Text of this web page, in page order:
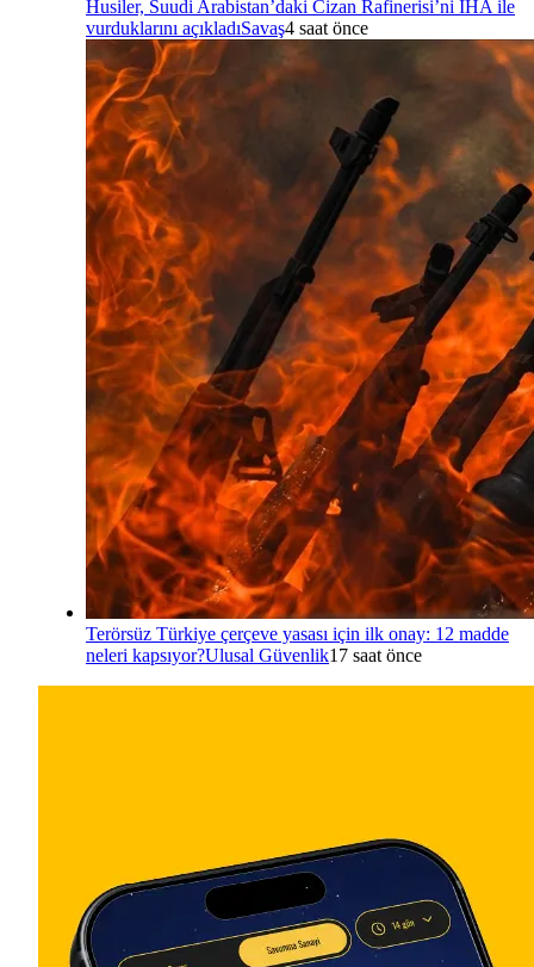
Husiler, Suudi Arabistan’daki Cizan Rafinerisi’ni İHA ile
vurduklarını açıkladıSavaş4 saat önce
Terörsüz Türkiye çerçeve yasası için ilk onay: 12 madde
neleri kapsıyor?Ulusal Güvenlik17 saat önce